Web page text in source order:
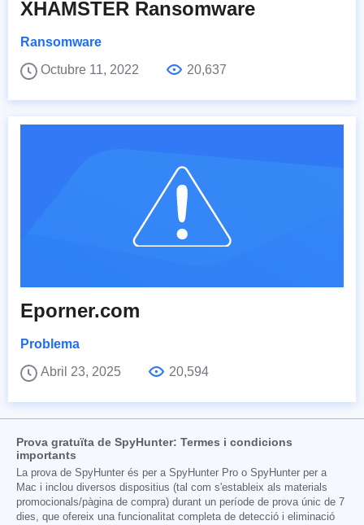
XHAMSTER Ransomware
Ransomware
Octubre 11, 2022
20,637
Eporner.com
Problema
Abril 23, 2025
20,594
Prova gratuïta de SpyHunter: Termes i condicions
importants
La prova de SpyHunter és per a SpyHunter Pro o SpyHunter per a
Mac i inclou diversos dispositius (tal com s'estableix als materials
promocionals/pàgina de compra) durant un període de prova únic de 7
dies, que ofereix una funcionalitat completa de detecció i eliminació